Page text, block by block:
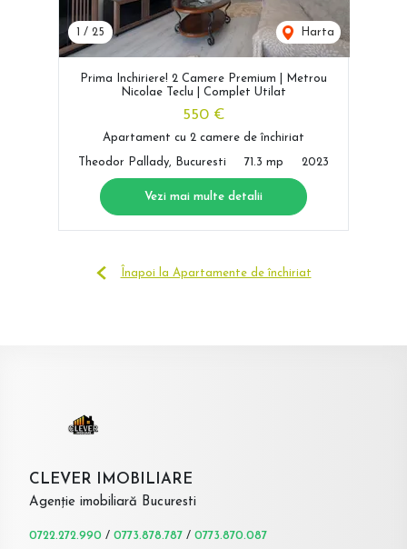
1 / 25 Harta
Prima Inchiriere! 2 Camere Premium | Metrou
Nicolae Teclu | Complet Utilat
550 €
Apartament cu 2 camere de închiriat
Theodor Pallady, Bucuresti 71.3 mp 2023
Vezi mai multe detalii
Înapoi la Apartamente de închiriat
CLEVER IMOBILIARE
Agenție imobiliară Bucuresti
0722.272.990 / 0773.878.787 / 0773.870.087